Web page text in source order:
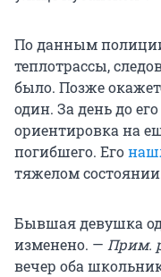
По данным
теплотрассы,
было. Позже
один. За день до
ориентировка на
погибшего. Его
тяжелом
Бывшая девушка
изменено. — Прим.
вечер оба